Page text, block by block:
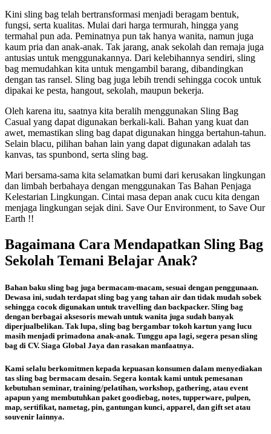
Kini sling bag telah bertransformasi menjadi beragam bentuk,
fungsi, serta kualitas. Mulai dari harga termurah, hingga yang
termahal pun ada. Peminatnya pun tak hanya wanita, namun juga
kaum pria dan anak-anak. Tak jarang, anak sekolah dan remaja juga
antusias untuk menggunakannya. Dari kelebihannya sendiri, sling
bag memudahkan kita untuk mengambil barang, dibandingkan
dengan tas ransel. Sling bag juga lebih trendi sehingga cocok untuk
dipakai ke pesta, hangout, sekolah, maupun bekerja.
Oleh karena itu, saatnya kita beralih menggunakan Sling Bag
Casual yang dapat digunakan berkali-kali. Bahan yang kuat dan
awet, memastikan sling bag dapat digunakan hingga bertahun-tahun.
Selain blacu, pilihan bahan lain yang dapat digunakan adalah tas
kanvas, tas spunbond, serta sling bag.
Mari bersama-sama kita selamatkan bumi dari kerusakan lingkungan
dan limbah berbahaya dengan menggunakan Tas Bahan Penjaga
Kelestarian Lingkungan. Cintai masa depan anak cucu kita dengan
menjaga lingkungan sejak dini. Save Our Environment, to Save Our
Earth !!
Bagaimana Cara Mendapatkan Sling Bag
Sekolah Temani Belajar Anak?
Bahan baku sling bag juga bermacam-macam, sesuai dengan penggunaan.
Dewasa ini, sudah terdapat sling bag yang tahan air dan tidak mudah sobek
sehingga cocok digunakan untuk travelling dan backpacker. Sling bag
dengan berbagai aksesoris mewah untuk wanita juga sudah banyak
diperjualbelikan. Tak lupa, sling bag bergambar tokoh kartun yang lucu
masih menjadi primadona anak-anak. Tunggu apa lagi, segera pesan sling
bag di CV. Siaga Global Jaya dan rasakan manfaatnya.
Kami selalu berkomitmen kepada kepuasan konsumen dalam menyediakan
tas sling bag bermacam desain. Segera kontak kami untuk pemesanan
kebutuhan seminar, training/pelatihan, workshop, gathering, atau event
apapun yang membutuhkan paket goodiebag, notes, tupperware, pulpen,
map, sertifikat, nametag, pin, gantungan kunci, apparel, dan gift set atau
souvenir lainnya.